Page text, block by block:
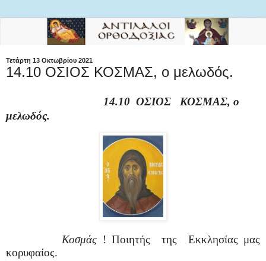
Τετάρτη 13 Οκτωβρίου 2021
14.10 ΟΣΙΟΣ ΚΟΣΜΑΣ, ο μελωδός.
14.10 ΟΣΙΟΣ ΚΟΣΜΑΣ, ο
μελωδός.
Κοσμάς ! Ποιητής της
Εκκλησίας μας
κορυφαίος.